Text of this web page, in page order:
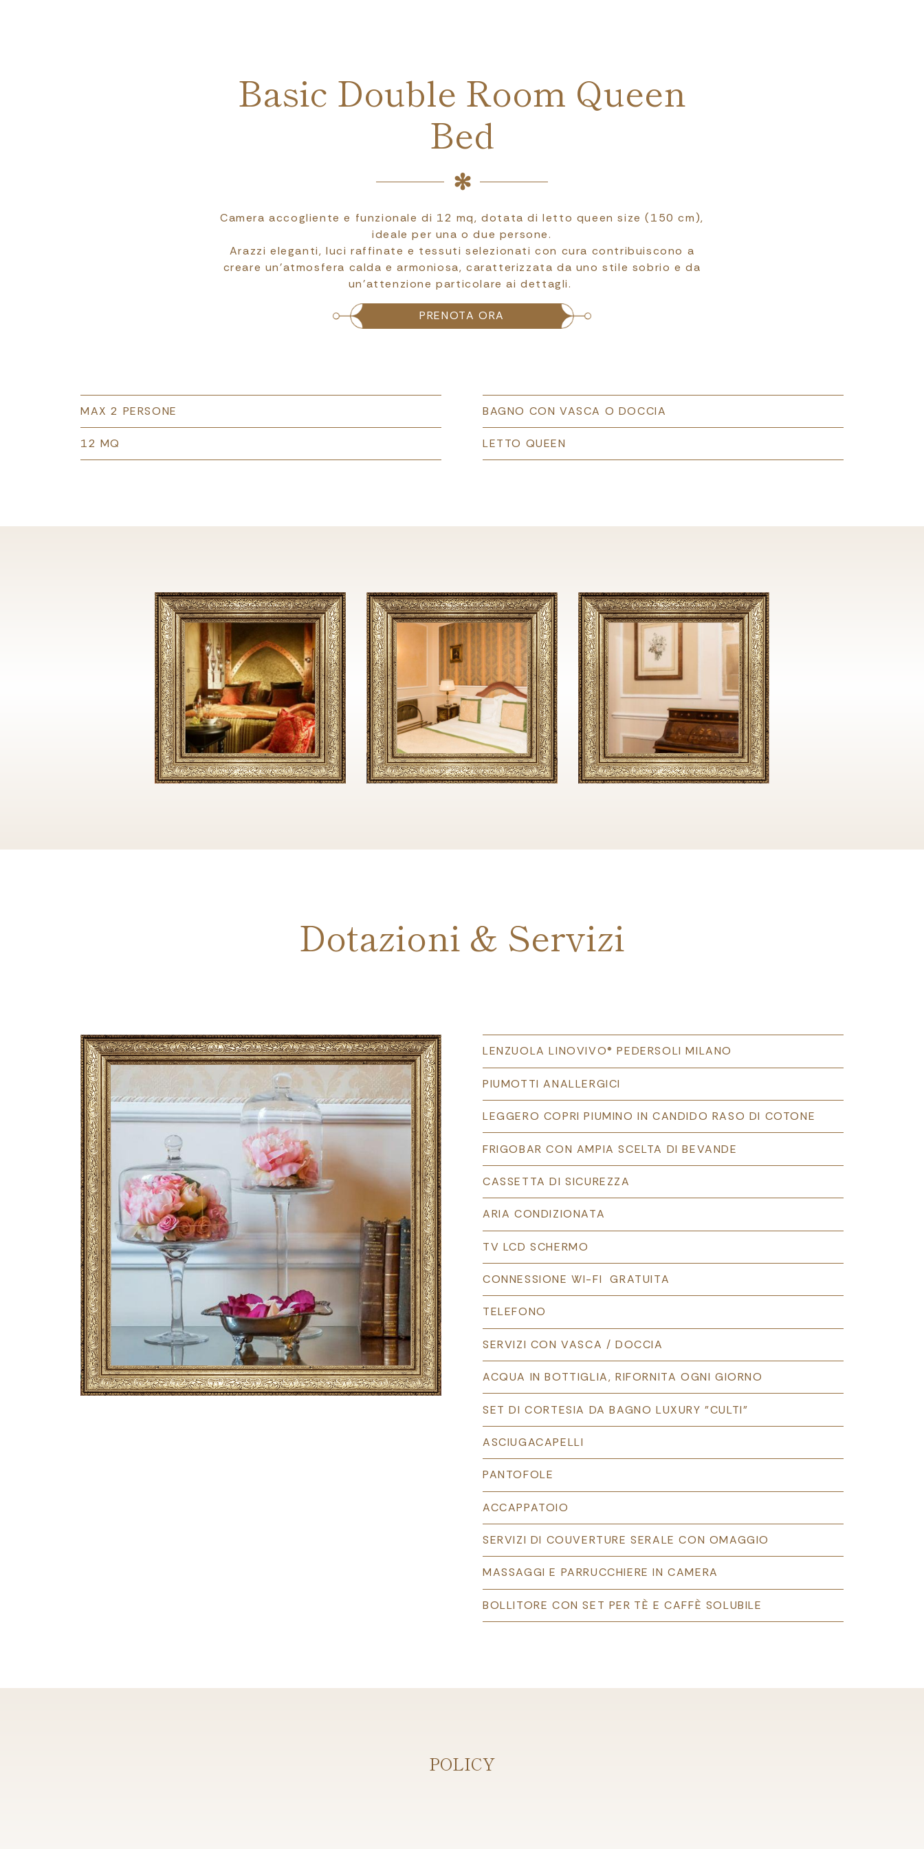
Basic Double Room Queen
Bed
Camera accogliente e funzionale di 12 mq, dotata di letto queen size (150 cm),
ideale per una o due persone.
Arazzi eleganti, luci raffinate e tessuti selezionati con cura contribuiscono a
creare un’atmosfera calda e armoniosa, caratterizzata da uno stile sobrio e da
un’attenzione particolare ai dettagli.
PRENOTA ORA
MAX 2 PERSONE
12 MQ
BAGNO CON VASCA O DOCCIA
LETTO QUEEN
Dotazioni & Servizi
LENZUOLA LINOVIVO® PEDERSOLI MILANO
PIUMOTTI ANALLERGICI
LEGGERO COPRI PIUMINO IN CANDIDO RASO DI COTONE
FRIGOBAR CON AMPIA SCELTA DI BEVANDE
CASSETTA DI SICUREZZA
ARIA CONDIZIONATA
TV LCD SCHERMO
CONNESSIONE WI-FI GRATUITA
TELEFONO
SERVIZI CON VASCA / DOCCIA
ACQUA IN BOTTIGLIA, RIFORNITA OGNI GIORNO
SET DI CORTESIA DA BAGNO LUXURY "CULTI"
ASCIUGACAPELLI
PANTOFOLE
ACCAPPATOIO
SERVIZI DI COUVERTURE SERALE CON OMAGGIO
MASSAGGI E PARRUCCHIERE IN CAMERA
BOLLITORE CON SET PER TÈ E CAFFÈ SOLUBILE
POLICY